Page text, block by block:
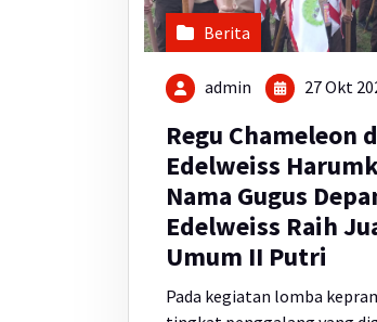
Berita
admin 27 Okt
Regu Chameleon
Edelweiss
Nama Gugus
Edelweiss Raih
Umum II Putri
Pada kegiatan lomba